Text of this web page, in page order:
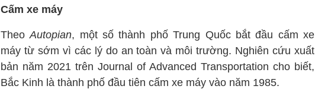
Cấm xe máy
TheoAutopian, một số thành phố Trung Quốc bắt đầu cấm xe
máy từ sớm vì các lý do an toàn và môi trường. Nghiên cứu xuất
bản năm 2021 trên Journal of Advanced Transportation cho biết,
Bắc Kinh là thành phố đầu tiên cấm xe máy vào năm 1985.